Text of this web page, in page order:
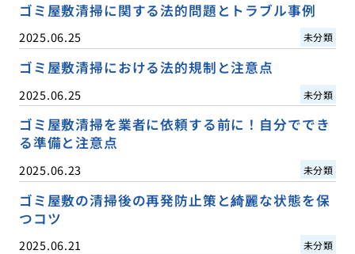
ゴミ屋敷清掃に関する法的問題とトラブル事例
2025.06.25 未分類
ゴミ屋敷清掃における法的規制と注意点
2025.06.25 未分類
ゴミ屋敷清掃を業者に依頼する前に！自分ででき
る準備と注意点
2025.06.23 未分類
ゴミ屋敷の清掃後の再発防止策と綺麗な状態を保
つコツ
2025.06.21 未分類